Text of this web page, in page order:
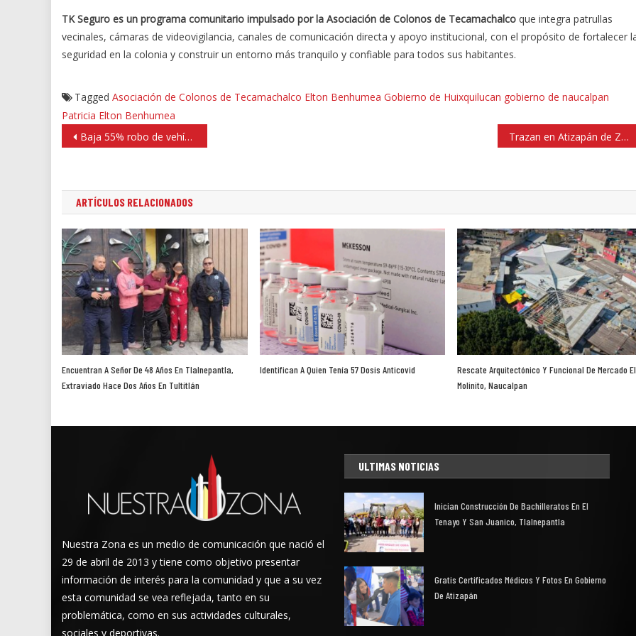
TK Seguro es un programa comunitario impulsado por la Asociación de Colonos de Tecamachalco que integra patrullas
vecinales, cámaras de videovigilancia, canales de comunicación directa y apoyo institucional, con el propósito de fortalecer
seguridad en la colonia y construir un entorno más tranquilo y confiable para todos sus habitantes.
Tagged Asociación de Colonos de Tecamachalco Elton Benhumea Gobierno de Huixquilucan gobierno de naucalpan
Patricia Elton Benhumea
Navegación
de
Baja 55% robo de vehículo en Naucalpan, afirman en Consejo de Seguridad Trazan en Atizapán de Zaragoza Ruta del Calzado hasta 13 de noviembre
ARTÍCULOS RELACIONADOS
Encuentran A Señor De 48 Años En Tlalnepantla,
Extraviado Hace Dos Años En Tultitlán
Identifican A Quien Tenía 57 Dosis Anticovid
Rescate Arquitectónico Y Funcional De Mercado El
Molinito, Naucalpan
Nuestra Zona es un medio de comunicación que nació el
29 de abril de 2013 y tiene como objetivo presentar
información de interés para la comunidad y que a su vez
esta comunidad se vea reflejada, tanto en su
problemática, como en sus actividades culturales,
sociales y deportivas.
ULTIMAS NOTICIAS
Inician Construcción De Bachilleratos En El
Tenayo Y San Juanico, Tlalnepantla
Gratis Certificados Médicos Y Fotos En Gobierno
De Atizapán